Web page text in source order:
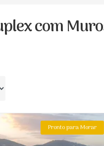
com
Pronto para Morar